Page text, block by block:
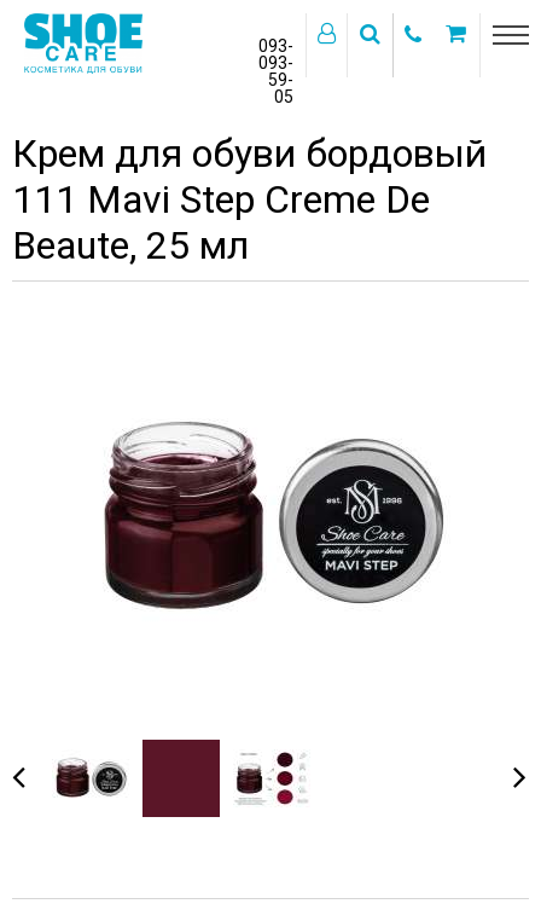
093-
093-
59-
05
Крем для обуви бордовый
111 Mavi Step Creme De
Beaute, 25 мл